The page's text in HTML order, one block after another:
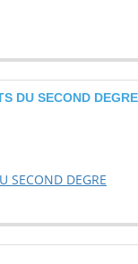
DU SECOND
SECOND DEGRE